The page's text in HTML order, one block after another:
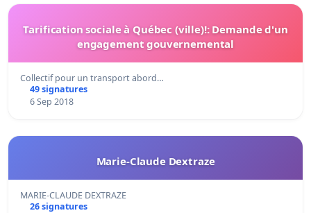
Tarification sociale à Québec (ville)!: Demande d'un
engagement gouvernemental
Collectif pour un transport abord…
49 signatures
6 Sep 2018
Marie-Claude Dextraze
MARIE-CLAUDE DEXTRAZE
26 signatures